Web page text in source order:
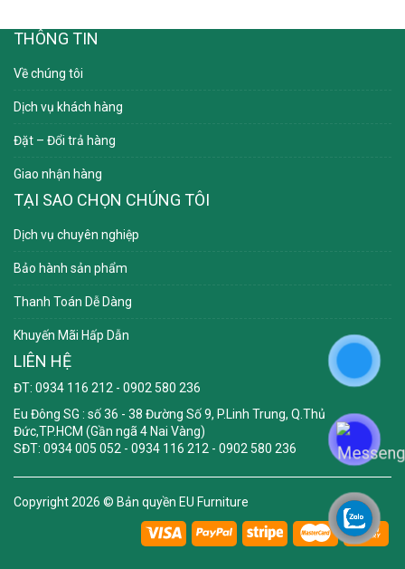
THÔNG TIN
Về chúng tôi
Dịch vụ khách hàng
Đặt – Đổi trả hàng
Giao nhận hàng
TẠI SAO CHỌN CHÚNG TÔI
Dịch vụ chuyên nghiệp
Bảo hành sản phẩm
Thanh Toán Dễ Dàng
Khuyến Mãi Hấp Dẫn
LIÊN HỆ
ĐT: 0934 116 212 - 0902 580 236
Eu Đông SG : số 36 - 38 Đường Số 9, P.Linh Trung, Q.Thủ
Đức,TP.HCM (Gần ngã 4 Nai Vàng)
SĐT: 0934 005 052 - 0934 116 212 - 0902 580 236
Copyright 2026 © Bản quyền EU Furniture